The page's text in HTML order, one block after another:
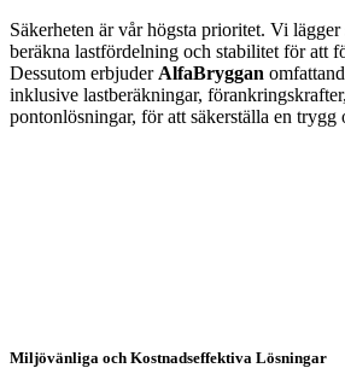
Säkerheten är vår högsta prioritet. Vi
beräkna lastfördelning och stabilitet för att
Dessutom erbjuderAlfaBryggan
inklusive lastberäkningar,
pontonlösningar, för att säkerställa en trygg
Miljövänliga och Kostnadseffektiva Lösningar